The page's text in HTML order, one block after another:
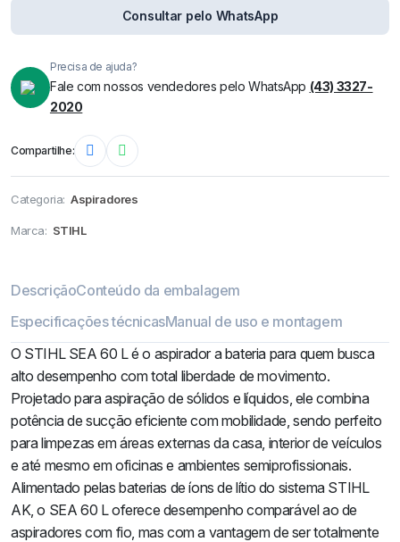
Consultar pelo WhatsApp
Precisa de ajuda?
Fale com nossos vendedores pelo WhatsApp (43) 3327-
2020
Compartilhe:
Categoria: Aspiradores
Marca: STIHL
DescriçãoConteúdo da embalagem
Especificações técnicasManual de uso e montagem
O STIHL SEA 60 L é o aspirador a bateria para quem busca
alto desempenho com total liberdade de movimento.
Projetado para aspiração de sólidos e líquidos, ele combina
potência de sucção eficiente com mobilidade, sendo perfeito
para limpezas em áreas externas da casa, interior de veículos
e até mesmo em oficinas e ambientes semiprofissionais.
Alimentado pelas baterias de íons de lítio do sistema STIHL
AK, o SEA 60 L oferece desempenho comparável ao de
aspiradores com fio, mas com a vantagem de ser totalmente